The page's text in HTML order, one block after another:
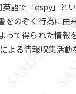
語で「espy」とい
のぞく行為に由
て得られた情報
よる情報収集活動